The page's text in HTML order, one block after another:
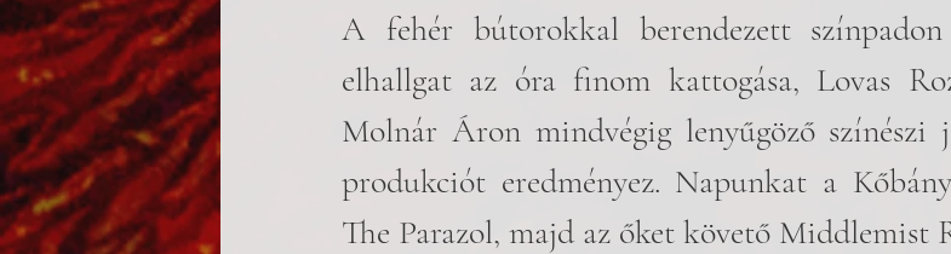
A fehér bútorokkal berendezett
elhallgat az óra finom kattogása, Lovas
Molnár Áron mindvégig lenyűgöző színészi
produkciót eredményez. Napunkat a
The Parazol, majd az őket követő Middlemist